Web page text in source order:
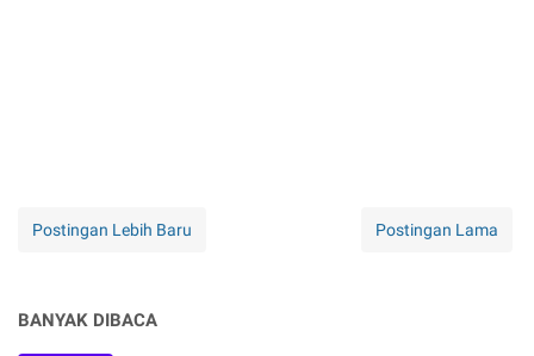
Postingan Lebih Baru Postingan Lama
BANYAK DIBACA